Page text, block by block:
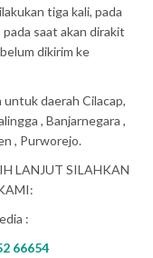
tiga kali, pada
saat akan dirakit
dikirim ke
untuk daerah Cilacap,
, Banjarnegara ,
, Purworejo.
LANJUT SILAHKAN
:
66654